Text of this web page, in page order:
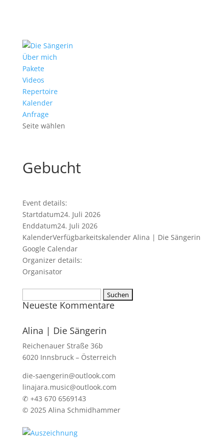
Über mich
Pakete
Videos
Repertoire
Kalender
Anfrage
Seite wählen
Gebucht
Event details:
Startdatum24. Juli 2026
Enddatum24. Juli 2026
KalenderVerfügbarkeitskalender Alina | Die Sängerin
Google Calendar
Organizer details:
Organisator
nach:
Neueste Kommentare
Alina | Die Sängerin
Reichenauer Straße 36b
6020 Innsbruck – Österreich
die-saengerin@outlook.com
linajara.music@outlook.com
✆ +43 670 6569143
© 2025 Alina Schmidhammer